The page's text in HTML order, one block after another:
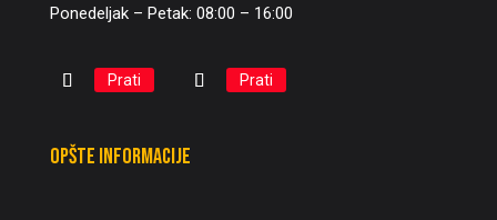
Ponedeljak – Petak: 08:00 – 16:00
Prati Prati
Opšte informacije